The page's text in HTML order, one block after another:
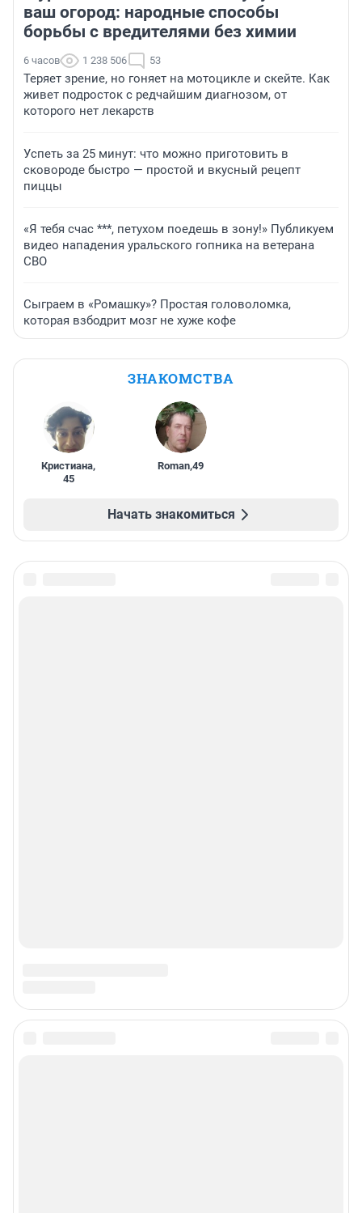
ваш огород: народные способы
борьбы с вредителями без химии
6 часов 1 238 506 53
Теряет зрение, но гоняет на мотоцикле и скейте. Как
живет подросток с редчайшим диагнозом, от
которого нет лекарств
Успеть за 25 минут: что можно приготовить в
сковороде быстро — простой и вкусный рецепт
пиццы
«Я тебя счас ***, петухом поедешь в зону!» Публикуем
видео нападения уральского гопника на ветерана
СВО
Сыграем в «Ромашку»? Простая головоломка,
которая взбодрит мозг не хуже кофе
ЗНАКОМСТВА
Кристиана,
45
Roman,49
Начать знакомиться